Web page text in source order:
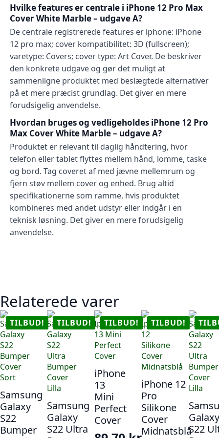
Hvilke features er centrale i iPhone 12 Pro Max
Cover White Marble – udgave A?
De centrale registrerede features er iphone: iPhone
12 pro max; cover kompatibilitet: 3D (fullscreen);
varetype: Covers; cover type: Art Cover. De beskriver
den konkrete udgave og gør det muligt at
sammenligne produktet med beslægtede alternativer
på et mere præcist grundlag. Det giver en mere
forudsigelig anvendelse.
Hvordan bruges og vedligeholdes iPhone 12 Pro
Max Cover White Marble – udgave A?
Produktet er relevant til daglig håndtering, hvor
telefon eller tablet flyttes mellem hånd, lomme, taske
og bord. Tag coveret af med jævne mellemrum og
fjern støv mellem cover og enhed. Brug altid
specifikationerne som ramme, hvis produktet
kombineres med andet udstyr eller indgår i en
teknisk løsning. Det giver en mere forudsigelig
anvendelse.
Relaterede varer
TILBUD!
Samsung
Galaxy
S22
Bumper
TILBUD!
Samsung
Galaxy
S22 Ultra
TILBUD!
iPhone
13
Mini
Perfect
Cover
TILBUD!
iPhone 12
Pro
Silikone
Cover
Midnatsblå
Galaxy
S22